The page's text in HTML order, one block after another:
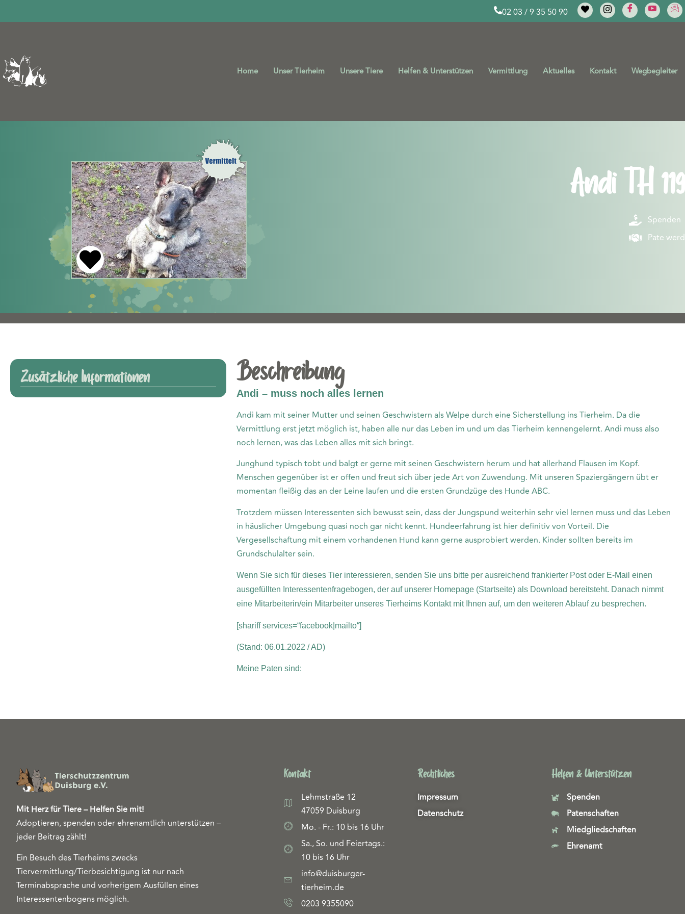
02 03 / 9 35 50 90
Home Unser Tierheim Unsere Tiere Helfen & Unterstützen Vermittlung Aktuelles Kontakt Wegbegleiter
Andi TH
Spenden
Pate
Zusätzliche Informationen Beschreibung
Andi – muss noch alles lernen
Andi kam mit seiner Mutter und seinen Geschwistern als Welpe durch eine Sicherstellung ins Tierheim. Da die
Vermittlung erst jetzt möglich ist, haben alle nur das Leben im und um das Tierheim kennengelernt. Andi muss also
noch lernen, was das Leben alles mit sich bringt.
Junghund typisch tobt und balgt er gerne mit seinen Geschwistern herum und hat allerhand Flausen im Kopf.
Menschen gegenüber ist er offen und freut sich über jede Art von Zuwendung. Mit unseren Spaziergängern übt er
momentan fleißig das an der Leine laufen und die ersten Grundzüge des Hunde ABC.
Trotzdem müssen Interessenten sich bewusst sein, dass der Jungspund weiterhin sehr viel lernen muss und das Leben
in häuslicher Umgebung quasi noch gar nicht kennt. Hundeerfahrung ist hier definitiv von Vorteil. Die
Vergesellschaftung mit einem vorhandenen Hund kann gerne ausprobiert werden. Kinder sollten bereits im
Grundschulalter sein.
Wenn Sie sich für dieses Tier interessieren, senden Sie uns bitte per ausreichend frankierter Post oder E-Mail einen
ausgefüllten Interessentenfragebogen, der auf unserer Homepage (Startseite) als Download bereitsteht. Danach nimmt
eine Mitarbeiterin/ein Mitarbeiter unseres Tierheims Kontakt mit Ihnen auf, um den weiteren Ablauf zu besprechen.
[shariff services=“facebook|mailto“]
(Stand: 06.01.2022 / AD)
Meine Paten sind:
Mit Herz für Tiere – Helfen Sie mit!
Adoptieren, spenden oder ehrenamtlich unterstützen –
jeder Beitrag zählt!
Ein Besuch des Tierheims zwecks
Tiervermittlung/Tierbesichtigung ist nur nach
Terminabsprache und vorherigem Ausfüllen eines
Interessentenbogens möglich.
Kontakt
Lehmstraße 12
47059 Duisburg
Mo. - Fr.: 10 bis 16 Uhr
Sa., So. und Feiertags.:
10 bis 16 Uhr
info@duisburger-
tierheim.de
0203 9355090
Rechtliches
Impressum
Datenschutz
Helfen & Unterstützen
Spenden
Patenschaften
Miedgliedschaften
Ehrenamt